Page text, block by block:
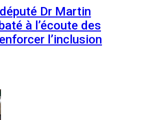
Dr Martin
à l’écoute des
l’inclusion